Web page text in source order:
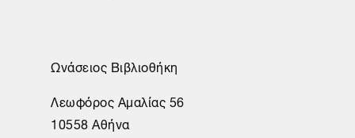
Ωνάσειος Βιβλιοθήκη
Λεωφόρος Αμαλίας 56
10558 Αθήνα